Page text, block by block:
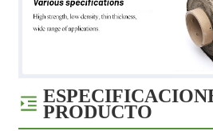
PRODUCTO